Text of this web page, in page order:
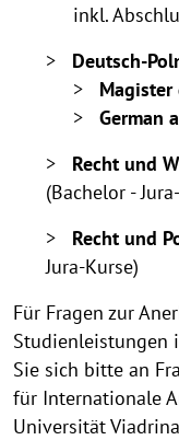
inkl.
> Deutsch-
> Magister
> German
> Recht und
(Bachelor -
> Recht und
Jura-Kurse)
Für Fragen zur
Studienleistungen
Sie sich bitte an
für Internationale
Universität